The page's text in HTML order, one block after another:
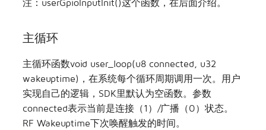
注：userGpioInputInit()这个函数，在后面介绍。
主循环
主循环函数void user_loop(u8 connected, u32
wakeuptime)，在系统每个循环周期调用一次。用户
实现自己的逻辑，SDK里默认为空函数。参数
connected表示当前是连接（1）/广播（0）状态。
RF Wakeuptime下次唤醒触发的时间。